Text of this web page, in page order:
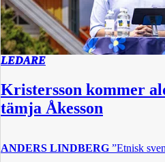
LEDARE
Kristersson kommer
tämja Åkesson
ANDERS LINDBERG ”Etnisk